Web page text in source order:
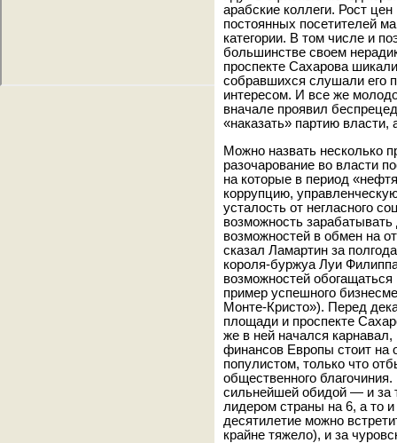
арабские коллеги. Рост
постоянных посетителей
категории. В том числе и
большинстве своем
проспекте Сахарова
собравшихся слушали его
интересом. И все же
вначале проявил
«наказать» партию
Можно назвать несколько
разочарование во власти
на которые в период
коррупцию,
усталость от негласного
возможность
возможностей в обмен на
сказал Ламартин за
короля-буржуа Луи
возможностей
пример успешного
Монте-Кристо»). Перед
площади и проспекте
же в ней начался
финансов Европы стоит на
популистом, только что
общественного
сильнейшей обидой — и за
лидером страны на 6, а то
десятилетие можно
крайне тяжело), и за